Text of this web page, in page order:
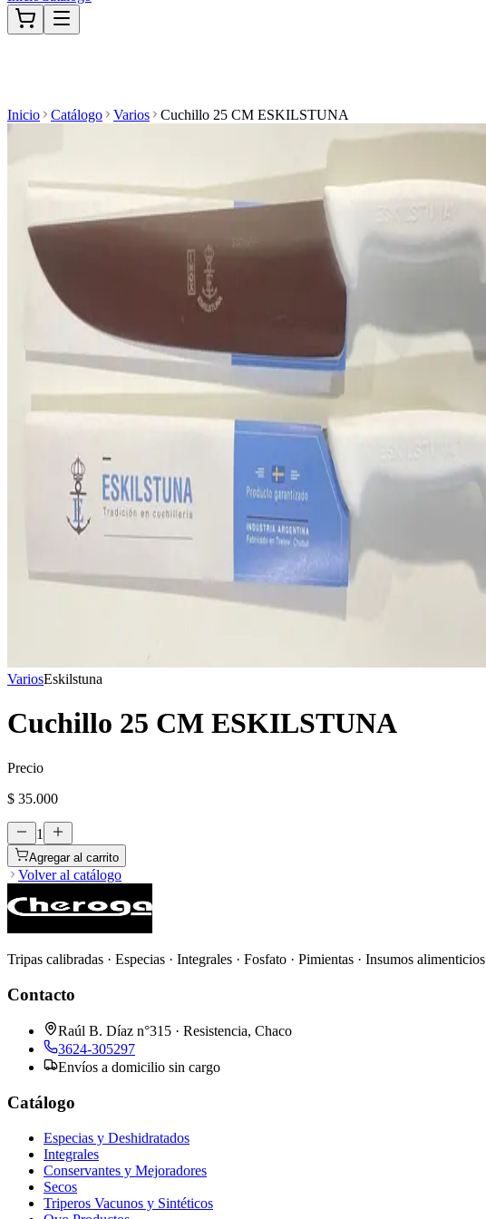
Inicio Catálogo Varios Cuchillo 25 CM ESKILSTUNA
VariosEskilstuna
Cuchillo 25 CM ESKILSTUNA
Precio
$ 35.000
1
Agregar al carrito
Volver al catálogo
Tripas calibradas · Especias · Integrales · Fosfato · Pimientas · Insumos alimenticios
Contacto
Raúl B. Díaz n°315 · Resistencia, Chaco
3624-305297
Envíos a domicilio sin cargo
Catálogo
Especias y Deshidratados
Integrales
Conservantes y Mejoradores
Secos
Triperos Vacunos y Sintéticos